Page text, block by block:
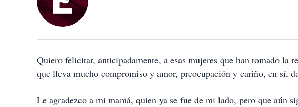
e
c
m
p
a
t
Quiero felicitar, anticipadamente, a esas mujeres que han tomado la
que lleva mucho compromiso y amor, preocupación y cariño, en sí,
Le agradezco a mi mamá, quien ya se fue de mi lado, pero que aún